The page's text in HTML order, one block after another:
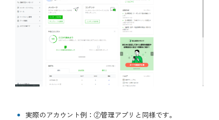
実際のアカウント例：②管理アプリと同様です。